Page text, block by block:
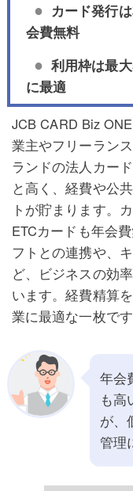
カード発行
会費無料
利用枠は最
に最適
JCB CARD Biz
業主やフリーラン
ランドの法人カー
と高く、経費や公
トが貯まります。
ETCカードも年会
フトとの連携や、
ど、ビジネスの効
います。経費精算
業に最適な一枚です
年会
も高
が、
管理